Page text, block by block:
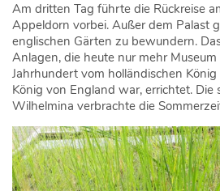
Am dritten Tag führte die Rückreise
Appeldorn vorbei. Außer dem Palast
englischen Gärten zu bewundern.
Anlagen, die heute nur mehr
Jahrhundert vom holländischen
König von England war, errichtet. Die
Wilhelmina verbrachte die